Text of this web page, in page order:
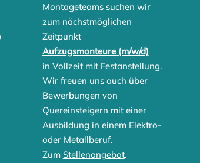
Montageteams suchen wir
zum nächstmöglichen
Zeitpunkt
Aufzugsmonteure (m/w/d)
in Vollzeit mit Festanstellung.
Wir freuen uns auch über
Bewerbungen von
Quereinsteigern mit einer
Ausbildung in einem Elektro-
oder Metallberuf.
Zum Stellenangebot.